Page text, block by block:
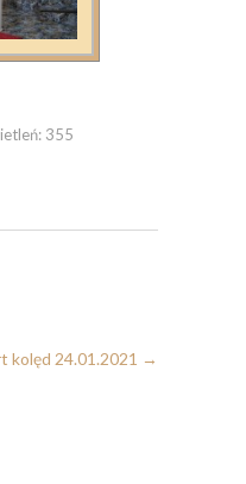
355
kolęd 24.01.2021 →